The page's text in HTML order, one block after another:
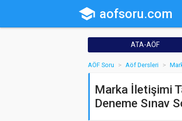
school aofsoru.com
ATA-AÖF
AÖF Soru Aöf Dersleri
Marka İletişimi
Deneme Sınav